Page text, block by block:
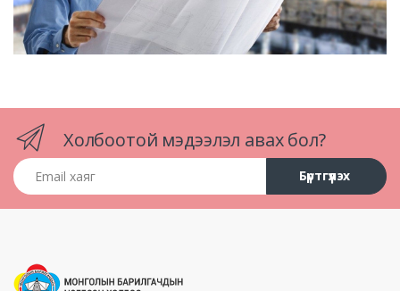
Холбоотой мэдээлэл авах бол?
Email хаяг
Бүртгүүлэх